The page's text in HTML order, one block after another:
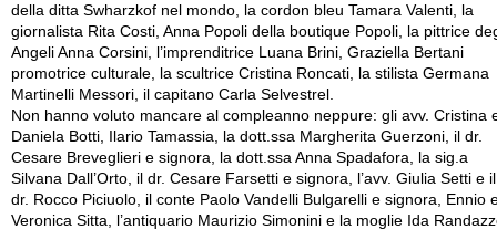
della ditta Swharzkof nel mondo, la cordon bleu Tamara Valenti, la
giornalista Rita Costi, Anna Popoli della boutique Popoli, la pittrice
Angeli Anna Corsini, l’imprenditrice Luana Brini, Graziella Bertani
promotrice culturale, la scultrice Cristina Roncati, la stilista Germana
Martinelli Messori, il capitano Carla Selvestrel.
Non hanno voluto mancare al compleanno neppure: gli avv. Cristina
Daniela Botti, Ilario Tamassia, la dott.ssa Margherita Guerzoni, il dr.
Cesare Breveglieri e signora, la dott.ssa Anna Spadafora, la sig.a
Silvana Dall’Orto, il dr. Cesare Farsetti e signora, l’avv. Giulia Setti e il
dr. Rocco Piciuolo, il conte Paolo Vandelli Bulgarelli e signora, Ennio
Veronica Sitta, l’antiquario Maurizio Simonini e la moglie Ida